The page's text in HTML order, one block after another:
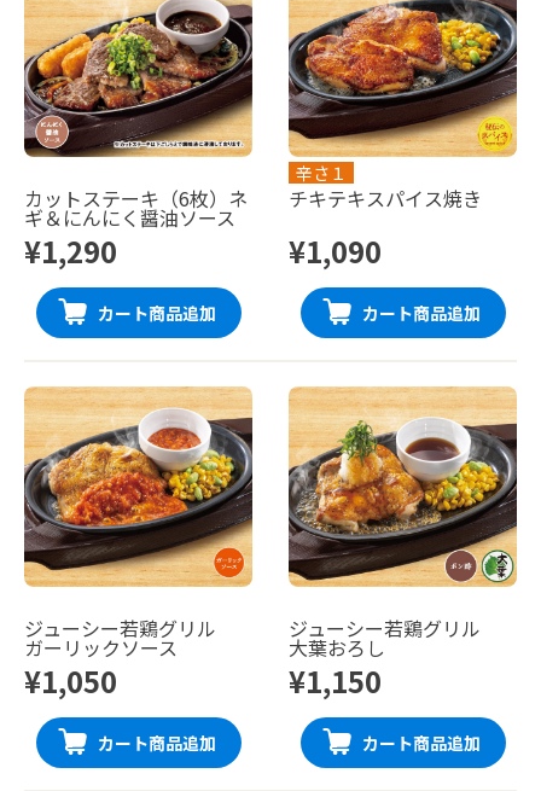
カットステーキ（6枚）ネ
ギ＆にんにく醤油ソース
¥1,290
カート商品追加
辛さ１
チキテキスパイス焼き
¥1,090
カート商品追加
ジューシー若鶏グリル
ガーリックソース
¥1,050
カート商品追加
ジューシー若鶏グリル
大葉おろし
¥1,150
カート商品追加